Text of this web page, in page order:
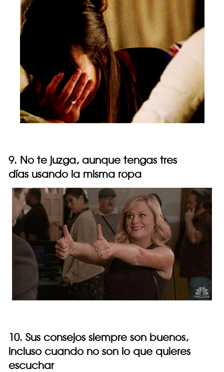
9. No te juzga, aunque tengas tres
días usando la misma ropa
10. Sus consejos siempre son buenos,
incluso cuando no son lo que quieres
escuchar